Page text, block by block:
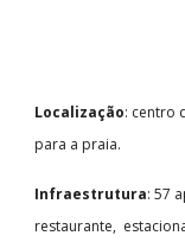
Localização: centro
para a praia.
Infraestrutura: 57
restaurante,